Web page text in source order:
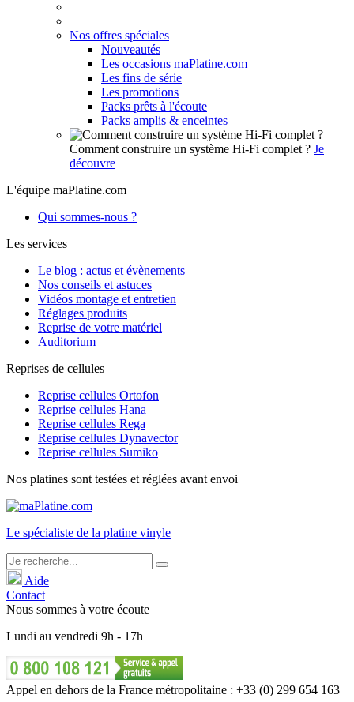
Nos offres spéciales
Nouveautés
Les occasions maPlatine.com
Les fins de série
Les promotions
Packs prêts à l'écoute
Packs amplis & enceintes
Comment construire un système Hi-Fi complet ? Je
découvre
L'équipe maPlatine.com
Qui sommes-nous ?
Les services
Le blog : actus et évènements
Nos conseils et astuces
Vidéos montage et entretien
Réglages produits
Reprise de votre matériel
Auditorium
Reprises de cellules
Reprise cellules Ortofon
Reprise cellules Hana
Reprise cellules Rega
Reprise cellules Dynavector
Reprise cellules Sumiko
Nos platines sont testées et réglées avant envoi
Le spécialiste de la platine vinyle
Aide
Contact
Nous sommes à votre écoute
Lundi au vendredi 9h - 17h
Appel en dehors de la France métropolitaine : +33 (0) 299 654 163